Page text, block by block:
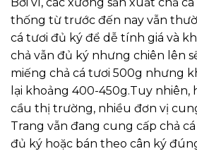
thống từ trước đến nay vẫn
cá tươi đủ ký để dễ tính giá và
chả vẫn đủ ký nhưng chiên lên
miếng chả cá tươi 500g nhưng
lại khoảng 400-450g.Tuy nhiên,
cầu thị trường, nhiều đơn vị
Trang vẫn đang cung cấp chả
đủ ký hoặc bán theo cân ký